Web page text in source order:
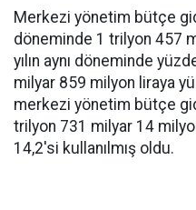
Merkezi yönetim bütçe
döneminde 1 trilyon 457
yılın aynı döneminde
milyar 859 milyon liraya
merkezi yönetim bütçe
trilyon 731 milyar 14
14,2'si kullanılmış oldu.